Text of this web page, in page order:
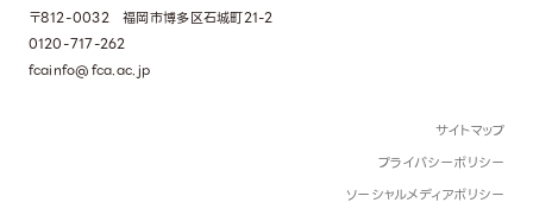
〒812-0032 福岡市博多区石城町21-2
0120-717-262
fcainfo@fca.ac.jp
サイトマップ
プライバシーポリシー
ソーシャルメディアポリシー